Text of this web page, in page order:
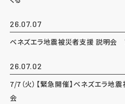
26.07.07
ベネズエラ地震被災者支援 説明会
26.07.02
7/7（火）【緊急開催】ベネズエラ地
会